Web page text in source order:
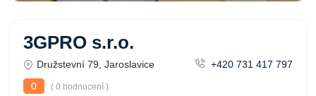
3GPRO s.r.o.
Družstevní 79, Jaroslavice
+420 731 417 797
0
( 0 hodnocení )